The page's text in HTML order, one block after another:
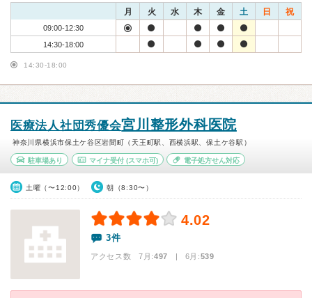
月 火 水 木 金 土 日 祝
09:00-12:30
14:30-18:00
14:30-18:00
医療法人社団秀優会宮川整形外科医院
神奈川県横浜市保土ケ谷区岩間町（天王町駅、西横浜駅、保土ケ谷駅）
駐車場あり マイナ受付(スマホ可) 電子処方せん対応
土曜（〜12:00） 朝（8:30〜）
4.02
3件
アクセス数 7月:497 | 6月:539